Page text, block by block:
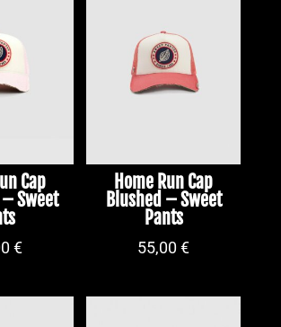
Cap
Sweet
€
Home Run Cap
Blushed – Sweet
Pants
55,00€